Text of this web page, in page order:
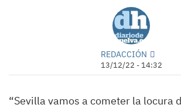
REDACCIÓN
13/12/22 - 14:32
“Sevilla vamos a cometer la locura